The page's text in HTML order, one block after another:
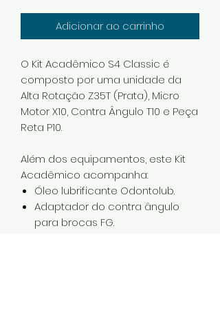
Adicionar ao carrinho
O Kit Acadêmico S4 Classic é
composto por uma unidade da
Alta Rotação Z35T (Prata), Micro
Motor X10, Contra Ângulo T10 e Peça
Reta P10.
Além dos equipamentos, este Kit
Acadêmico acompanha:
Óleo lubrificante Odontolub.
Adaptador do contra ângulo
para brocas FG.